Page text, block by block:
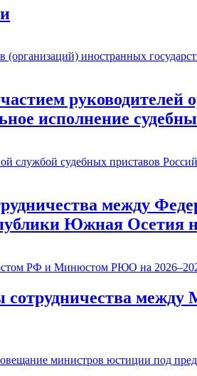
руководителей
исполнение
между
Южная Осетия
сотрудничества